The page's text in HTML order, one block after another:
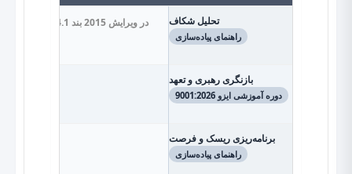
تحلیل شکاف
راهنمای پیاده‌سازی
در ویرایش 2015 بند 4.1 تنها به درک زمینه سازمان اشاره داشت، اما در ویرایش 2026 الزام صریح به ارزیابی «ریسک تغییرات اقلیمی» و «فناوری‌های نوظهور (AI، IoT)» اضافه شده. بند 4.2 ذی‌نفعان شامل پایداری و اخلاق است.
بازنگری رهبری و تعهد
دوره آموزشی ایزو 9001:2026
برنامه‌ریزی ریسک و فرصت
راهنمای پیاده‌سازی